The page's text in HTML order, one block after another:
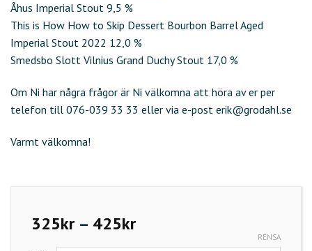
Åhus Imperial Stout 9,5 %
This is How How to Skip Dessert Bourbon Barrel Aged
Imperial Stout 2022 12,0 %
Smedsbo Slott Vilnius Grand Duchy Stout 17,0 %
Om Ni har några frågor är Ni välkomna att höra av er per
telefon till 076-039 33 33 eller via e-post erik@grodahl.se
Varmt välkomna!
325kr – 425krPrisintervall:
RENSA